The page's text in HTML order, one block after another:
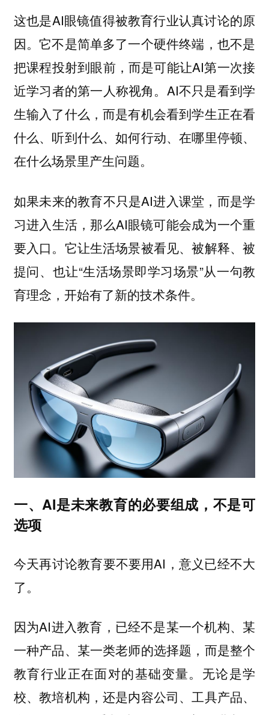
这也是AI眼镜值得被教育行业认真讨论的原
因。它不是简单多了一个硬件终端，也不是
把课程投射到眼前，而是可能让AI第一次接
近学习者的第一人称视角。AI不只是看到学
生输入了什么，而是有机会看到学生正在看
什么、听到什么、如何行动、在哪里停顿、
在什么场景里产生问题。
如果未来的教育不只是AI进入课堂，而是学
习进入生活，那么AI眼镜可能会成为一个重
要入口。它让生活场景被看见、被解释、被
提问、也让“生活场景即学习场景”从一句教
育理念，开始有了新的技术条件。
一、AI是未来教育的必要组成，不是可
选项
今天再讨论教育要不要用AI，意义已经不大
了。
因为AI进入教育，已经不是某一个机构、某
一种产品、某一类老师的选择题，而是整个
教育行业正在面对的基础变量。无论是学
校、教培机构，还是内容公司、工具产品、